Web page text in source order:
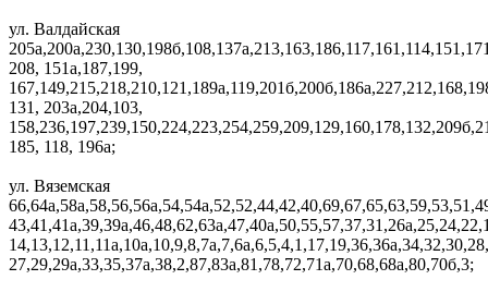
ул. Валдайская
208, 151а,187,199,
131, 203а,204,103,
185, 118, 196а;
ул. Вяземская
27,29,29а,33,35,37а,38,2,87,83а,81,78,72,71а,70,68,68а,80,70б,3;